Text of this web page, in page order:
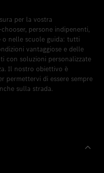
per la vostra
persone indipenenti,
nelle scuole guida: tutti
vantaggiose e delle
con soluzioni personalizzate
Il nostro obiettivo è
permettervi di essere sempre
sulla strada.